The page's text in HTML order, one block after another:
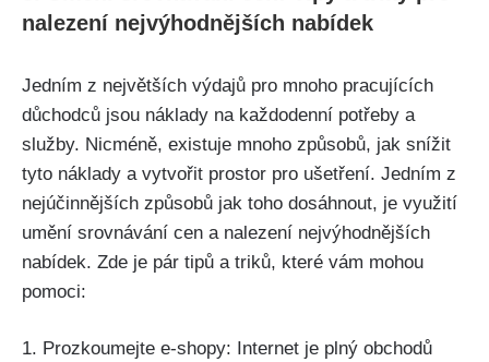
nalezení nejvýhodnějších nabídek
Jedním z největších výdajů pro mnoho pracujících
důchodců jsou náklady na každodenní potřeby a
služby. Nicméně, existuje mnoho způsobů, jak snížit
tyto náklady a vytvořit prostor pro ušetření. Jedním z
nejúčinnějších způsobů jak toho dosáhnout, je využití
umění srovnávání cen a nalezení nejvýhodnějších
nabídek. Zde je pár tipů a triků, které vám mohou
pomoci:
1. Prozkoumejte e-shopy: Internet je plný obchodů